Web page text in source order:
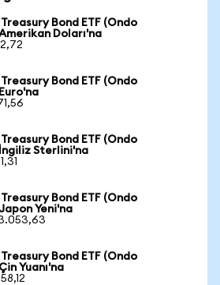
Bond ETF (Ondo
Doları'na
Bond ETF (Ondo
Bond ETF (Ondo
Sterlini'na
Bond ETF (Ondo
Yeni'na
Bond ETF (Ondo
Yuanı'na